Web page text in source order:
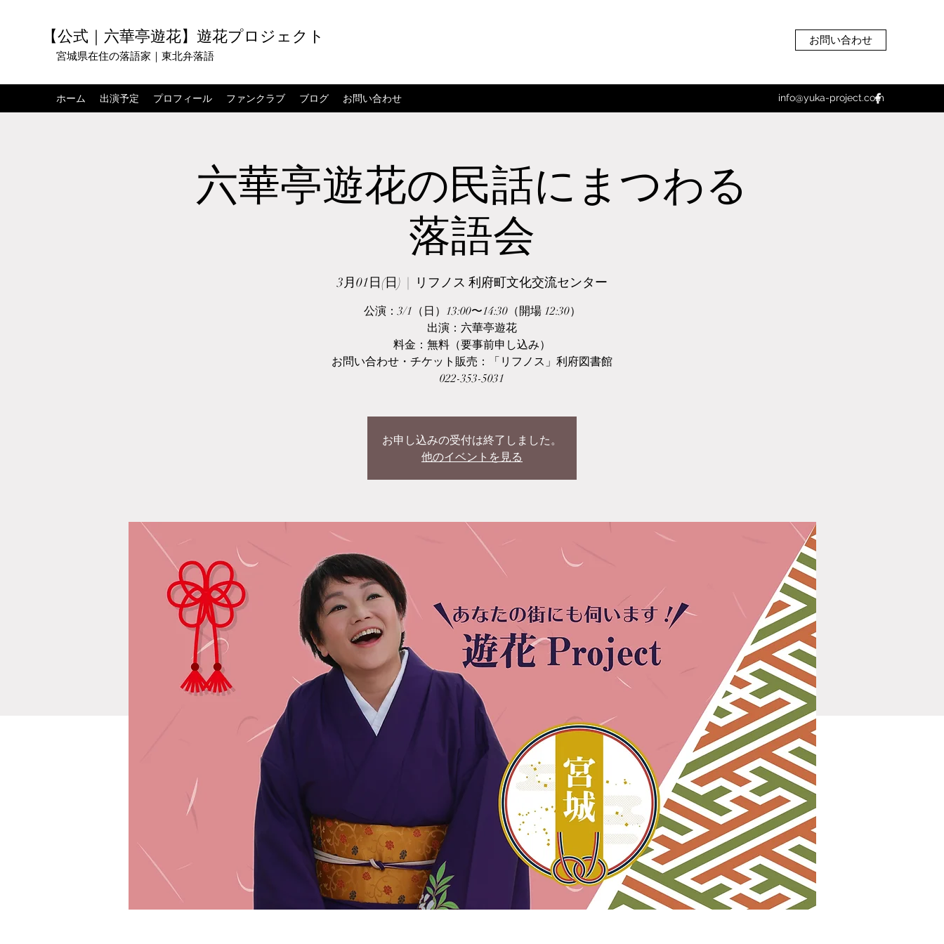
【公式｜六華亭遊花】遊花プロジェクト
宮城県在住の落語家｜東北弁落語
お問い合わせ
ホーム 出演予定 プロフィール ファンクラブ ブログ お問い合わせ info@yuka-project.com
六華亭遊花の民話にまつわる
落語会
3月01日(日) リフノス 利府町文化交流センター
公演：3/1（日）13:00〜14:30（開場 12:30）
出演：六華亭遊花
料金：無料（要事前申し込み）
お問い合わせ・チケット販売：「リフノス」利府図書館
022-353-5031
お申し込みの受付は終了しました。
他のイベントを見る